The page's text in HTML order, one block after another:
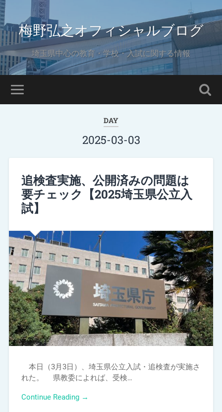
梅野弘之オフィシャルブログ
埼玉県中心の教育・学校・入試に関する情報
DAY
2025-03-03
追検査実施、公開済みの問題は
要チェック【2025埼玉県公立入
試】
本日（3月3日）、埼玉県公立入試・追検査が実施さ
れた。 県教委によれば、受検…
Continue Reading →